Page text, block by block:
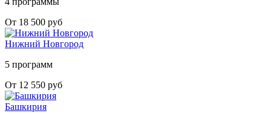
От 18 500 руб
Нижний Новгород
5 программ
От 12 550 руб
Башкирия